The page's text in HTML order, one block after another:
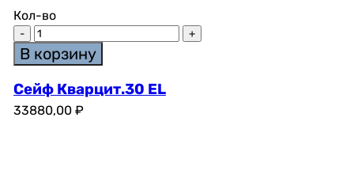
Кол-во
В корзину
Сейф Кварцит.30 EL
33880,00 ₽